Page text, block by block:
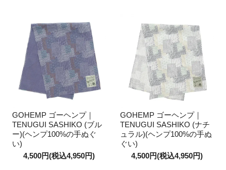
GOHEMP ゴーヘンプ｜
TENUGUI SASHIKO (ブル
ー)(ヘンプ100%の手ぬぐ
い)
4,500円(税込4,950円)
GOHEMP ゴーヘンプ｜
TENUGUI SASHIKO (ナチ
ュラル)(ヘンプ100%の手ぬ
ぐい)
4,500円(税込4,950円)